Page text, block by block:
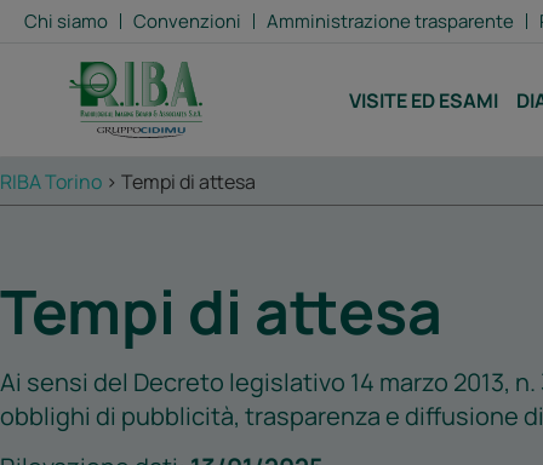
contenuto
Chi siamo Convenzioni Amministrazione trasparente
VISITE ED ESAMI
RIBA Torino > Tempi di attesa
Tempi di attesa
Ai sensi del Decreto legislativo 14 marzo 2013,
obblighi di pubblicità, trasparenza e diffusione